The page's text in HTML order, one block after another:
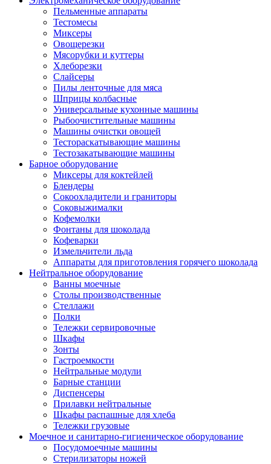
Пельменные аппараты
Тестомесы
Миксеры
Овощерезки
Мясорубки и куттеры
Хлеборезки
Слайсеры
Пилы ленточные для мяса
Шприцы колбасные
Универсальные кухонные машины
Рыбоочистительные машины
Машины очистки овощей
Тестораскатывающие машины
Тестозакатывающие машины
Барное оборудование
Миксеры для коктейлей
Блендеры
Сокоохладители и граниторы
Соковыжималки
Кофемолки
Фонтаны для шоколада
Кофеварки
Измельчители льда
Аппараты для приготовления горячего шоколада
Нейтральное оборудование
Ванны моечные
Столы производственные
Стеллажи
Полки
Тележки сервировочные
Шкафы
Зонты
Гастроемкости
Нейтральные модули
Барные станции
Диспенсеры
Прилавки нейтральные
Шкафы распашные для хлеба
Тележки грузовые
Моечное и санитарно-гигиеническое оборудование
Посудомоечные машины
Стерилизаторы ножей